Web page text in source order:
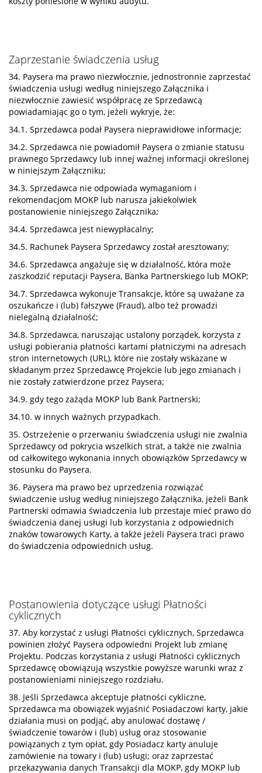
Zaprzestanie świadczenia usług
34. Paysera ma prawo niezwłocznie, jednostronnie zaprzestać
świadczenia usługi według niniejszego Załącznika i
niezwłocznie zawiesić współpracę ze Sprzedawcą
powiadamiając go o tym, jeżeli wykryje, że:
34.1. Sprzedawca podał Paysera nieprawidłowe informacje;
34.2. Sprzedawca nie powiadomił Paysera o zmianie statusu
prawnego Sprzedawcy lub innej ważnej informacji określonej
w niniejszym Załączniku;
34.3. Sprzedawca nie odpowiada wymaganiom i
rekomendacjom MOKP lub narusza jakiekolwiek
postanowienie niniejszego Załącznika;
34.4. Sprzedawca jest niewypłacalny;
34.5. Rachunek Paysera Sprzedawcy został aresztowany;
34.6. Sprzedawca angażuje się w działalność, która może
zaszkodzić reputacji Paysera, Banka Partnerskiego lub MOKP;
34.7. Sprzedawca wykonuje Transakcje, które są uważane za
oszukańcze i (lub) fałszywe (Fraud), albo też prowadzi
nielegalną działalność;
34.8. Sprzedawca, naruszając ustalony porządek, korzysta z
usługi pobierania płatności kartami płatniczymi na adresach
stron internetowych (URL), które nie zostały wskazane w
składanym przez Sprzedawcę Projekcie lub jego zmianach i
nie zostały zatwierdzone przez Paysera;
34.9. gdy tego zażąda MOKP lub Bank Partnerski;
34.10. w innych ważnych przypadkach.
35. Ostrzeżenie o przerwaniu świadczenia usługi nie zwalnia
Sprzedawcy od pokrycia wszelkich strat, a także nie zwalnia
od całkowitego wykonania innych obowiązków Sprzedawcy w
stosunku do Paysera.
36. Paysera ma prawo bez uprzedzenia rozwiązać
świadczenie usług według niniejszego Załącznika, jeżeli Bank
Partnerski odmawia świadczenia lub przestaje mieć prawo do
świadczenia danej usługi lub korzystania z odpowiednich
znaków towarowych Karty, a także jeżeli Paysera traci prawo
do świadczenia odpowiednich usług.
Postanowienia dotyczące usługi Płatności
cyklicznych
37. Aby korzystać z usługi Płatności cyklicznych, Sprzedawca
powinien złożyć Paysera odpowiedni Projekt lub zmianę
Projektu. Podczas korzystania z usługi Płatności cyklicznych
Sprzedawcę obowiązują wszystkie powyższe warunki wraz z
postanowieniami niniejszego rozdziału.
38. Jeśli Sprzedawca akceptuje płatności cykliczne,
Sprzedawca ma obowiązek wyjaśnić Posiadaczowi karty, jakie
działania musi on podjąć, aby anulować dostawę /
świadczenie towarów i (lub) usług oraz stosowanie
powiązanych z tym opłat, gdy Posiadacz karty anuluje
zamówienie na towary i (lub) usługi; oraz zaprzestać
przekazywania danych Transakcji dla MOKP, gdy MOKP lub